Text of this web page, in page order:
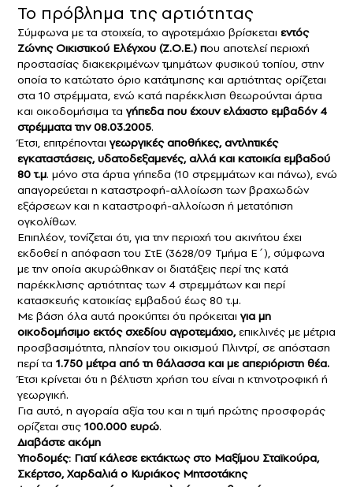
Το πρόβλημα της αρτιότητας
Σύμφωνα με τα στοιχεία, το αγροτεμάχιο βρίσκεται εντός
Ζώνης Οικιστικού Ελέγχου (Ζ.Ο.Ε.) που αποτελεί περιοχή
προστασίας διακεκριμένων τμημάτων φυσικού τοπίου, στην
οποία το κατώτατο όριο κατάτμησης και αρτιότητας ορίζεται
στα 10 στρέμματα, ενώ κατά παρέκκλιση θεωρούνται άρτια
και οικοδομήσιμα τα γήπεδα που έχουν ελάχιστο εμβαδόν 4
στρέμματα την 08.03.2005.
Έτσι, επιτρέπονται γεωργικές αποθήκες, αντλητικές
εγκαταστάσεις, υδατοδεξαμενές, αλλά και κατοικία εμβαδού
80 τ.μ. μόνο στα άρτια γήπεδα (10 στρεμμάτων και πάνω), ενώ
απαγορεύεται η καταστροφή-αλλοίωση των βραχωδών
εξάρσεων και η καταστροφή-αλλοίωση ή μετατόπιση
ογκολίθων.
Επιπλέον, τονίζεται ότι, για την περιοχή του ακινήτου έχει
εκδοθεί η απόφαση του ΣτΕ (3628/09 Τμήμα Ε΄), σύμφωνα
με την οποία ακυρώθηκαν οι διατάξεις περί της κατά
παρέκκλισης αρτιότητας των 4 στρεμμάτων και περί
κατασκευής κατοικίας εμβαδού έως 80 τ.μ.
Με βάση όλα αυτά προκύπτει ότι πρόκειται για μη
οικοδομήσιμο εκτός σχεδίου αγροτεμάχιο,επικλινές με μέτρια
προσβασιμότητα, πλησίον του οικισμού Πλιντρί, σε απόσταση
περί τα 1.750 μέτρα από τη θάλασσα και με απεριόριστη θέα.
Έτσι κρίνεται ότι η βέλτιστη χρήση του είναι η κτηνοτροφική ή
γεωργική.
Για αυτό, η αγοραία αξία του και η τιμή πρώτης προσφοράς
ορίζεται στις 100.000 ευρώ.
Διαβάστε ακόμη
Υποδομές: Γιατί κάλεσε εκτάκτως στο Μαξίμου Σταϊκούρα,
Σκέρτσο, Χαρδαλιά ο Κυριάκος Μητσοτάκης